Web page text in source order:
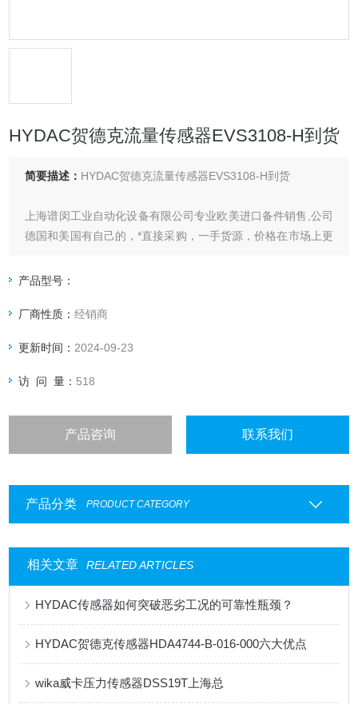
HYDAC贺德克流量传感器EVS3108-H到货
简要描述： HYDAC贺德克流量传感器EVS3108-H到货
上海谱闵工业自动化设备有限公司专业欧美进口备件销售,公司
德国和美国有自己的，*直接采购，一手货源，价格在市场上更
货给我们提供固定折扣，确保我们给客户惠的价格。
渠道广: 除了现货，我们跟欧洲许多有直接的业务关系，使我
们可以采购到由于保护而不能报价的品。
产品型号：
厂商性质：经销商
更新时间： 2024-09-23
访 问 量： 518
产品咨询 联系我们
产品分类 PRODUCT CATEGORY
相关文章 RELATED ARTICLES
HYDAC传感器如何突破恶劣工况的可靠性瓶颈？
HYDAC贺德克传感器HDA4744-B-016-000六大优点
wika威卡压力传感器DSS19T上海总